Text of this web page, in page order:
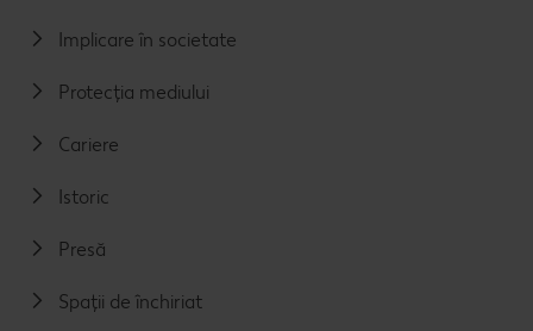
Implicare în societate
Protecția mediului
Cariere
Istoric
Presă
Spații de închiriat